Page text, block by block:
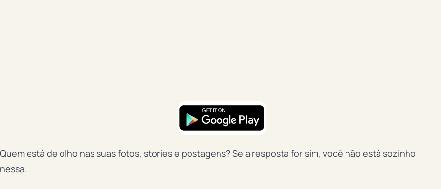
Quem está de olho nas suas fotos, stories e postagens? Se a resposta for sim, você não está sozinho
nessa.